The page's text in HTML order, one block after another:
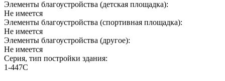
Элементы благоустройства (детская площадка):
Не имеется
Элементы благоустройства (спортивная площадка):
Не имеется
Элементы благоустройства (другое):
Не имеется
Серия, тип постройки здания:
1-447С